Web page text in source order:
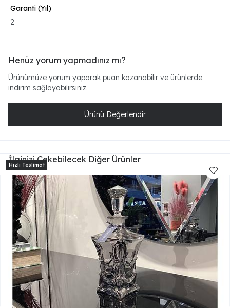
Garanti (Yıl)
2
Henüz yorum yapmadınız mı?
Ürünümüze yorum yaparak puan kazanabilir ve ürünlerde
indirim sağlayabilirsiniz.
Ürünü Değerlendir
İlginizi Çekebilecek Diğer Ürünler